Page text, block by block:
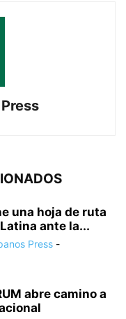
una hoja de ruta
ante la...
Press -
abre camino a